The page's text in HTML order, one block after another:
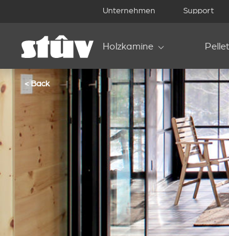
Unternehmen Support
Holzkamine
< Back